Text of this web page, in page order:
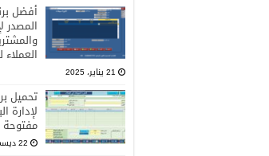
أفضل
المصدر
العملاء
21 يناير، 2025
لإدارة
مفتوحة
22 ديسمبر، 2024